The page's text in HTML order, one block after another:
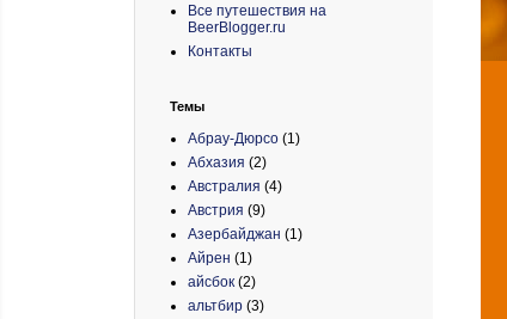
Все путешествия на
BeerBlogger.ru
Контакты
Темы
Абрау-Дюрсо (1)
Абхазия (2)
Австралия (4)
Австрия (9)
Азербайджан (1)
Айрен (1)
айсбок (2)
альтбир (3)